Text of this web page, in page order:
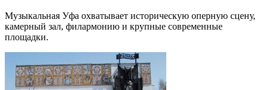
Музыкальная Уфа охватывает историческую оперную сцену,
камерный зал, филармонию и крупные современные
площадки.